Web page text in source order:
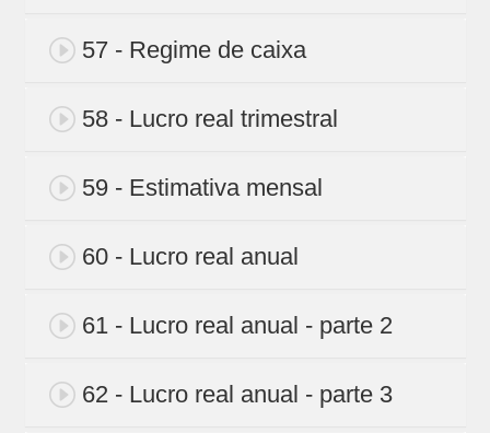
57 - Regime de caixa
58 - Lucro real trimestral
59 - Estimativa mensal
60 - Lucro real anual
61 - Lucro real anual - parte 2
62 - Lucro real anual - parte 3